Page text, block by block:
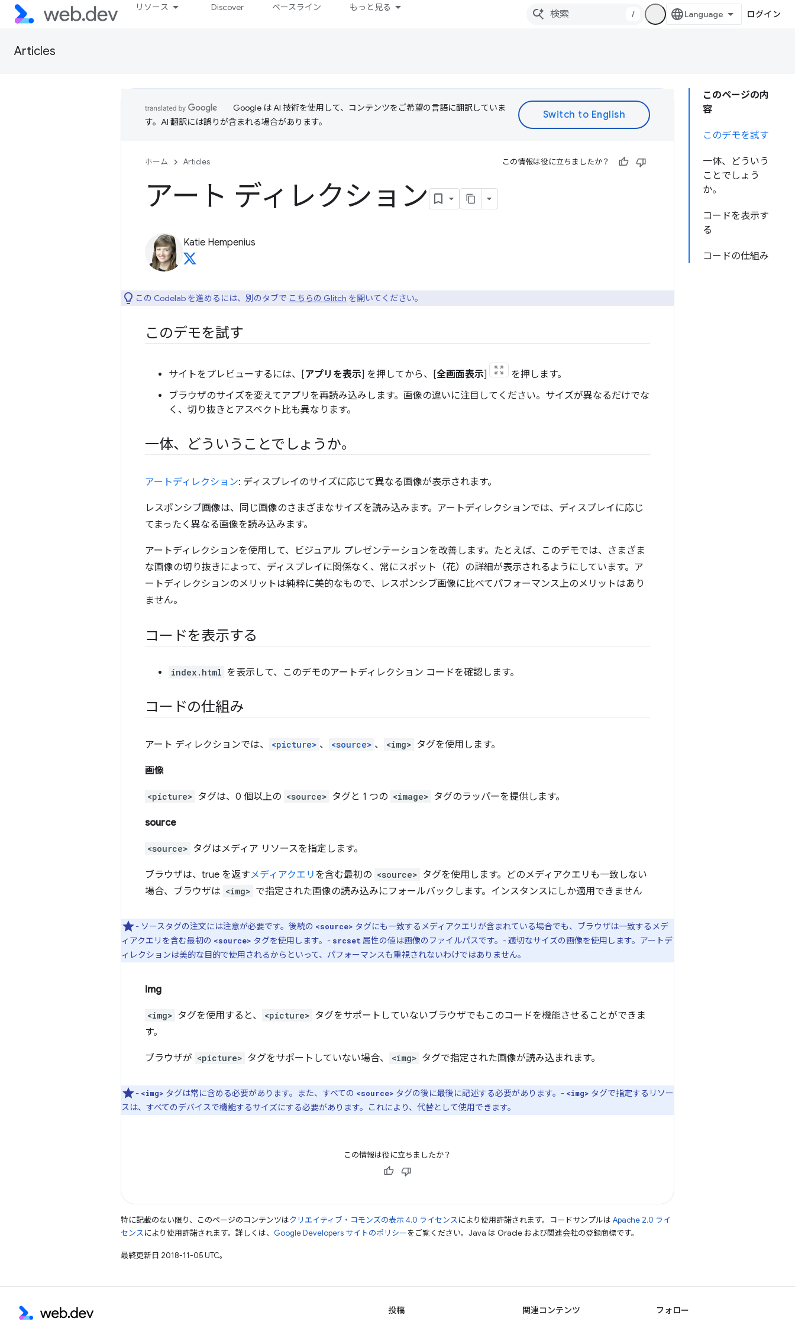
リソース Discover ベースライン もっと見る
/ ログイン
Articles
このページの内
容
このデモを試す
一体、どういう
ことでしょう
か。
コードを表示す
る
コードの仕組み
Google は AI 技術を使用して、コンテンツをご希望の言語に翻訳していま
す。AI 翻訳には誤りが含まれる場合があります。
ホーム Articles この情報は役に立ちましたか？
アート ディレクション
Katie Hempenius
この Codelab を進めるには、別のタブで こちらの Glitch を開いてください。
このデモを試す
サイトをプレビューするには、[アプリを表示] を押してから、[全画面表示]
を押します。
ブラウザのサイズを変えてアプリを再読み込みします。画像の違いに注目してください。サイズが異なるだけでな
く、切り抜きとアスペクト比も異なります。
一体、どういうことでしょうか。
アートディレクション: ディスプレイのサイズに応じて異なる画像が表示されます。
レスポンシブ画像は、同じ画像のさまざまなサイズを読み込みます。アートディレクションでは、ディスプレイに応じ
てまったく異なる画像を読み込みます。
アートディレクションを使用して、ビジュアル プレゼンテーションを改善します。たとえば、このデモでは、さまざま
な画像の切り抜きによって、ディスプレイに関係なく、常にスポット（花）の詳細が表示されるようにしています。ア
ートディレクションのメリットは純粋に美的なもので、レスポンシブ画像に比べてパフォーマンス上のメリットはあり
ません。
コードを表示する
index.html を表示して、このデモのアートディレクション コードを確認します。
コードの仕組み
アート ディレクションでは、 <picture> 、 <source> 、 <img> タグを使用します。
画像
<picture> タグは、0 個以上の <source> タグと 1 つの <image> タグのラッパーを提供します。
source
<source> タグはメディア リソースを指定します。
ブラウザは、true を返すメディアクエリ を含む最初の <source> タグを使用します。どのメディアクエリも一致しない
場合、ブラウザは <img> で指定された画像の読み込みにフォールバックします。インスタンスにしか適用できません
- ソースタグの注文には注意が必要です。後続の <source> タグにも一致するメディアクエリが含まれている場合でも、ブラウザは一致するメデ
ィアクエリを含む最初の <source> タグを使用します。- srcset 属性の値は画像のファイルパスです。- 適切なサイズの画像を使用します。アートデ
ィレクションは美的な目的で使用されるからといって、パフォーマンスも重視されないわけではありません。
img
<img> タグを使用すると、 <picture> タグをサポートしていないブラウザでもこのコードを機能させることができま
す。
ブラウザが <picture> タグをサポートしていない場合、 <img> タグで指定された画像が読み込まれます。
- <img> タグは常に含める必要があります。また、すべての <source> タグの後に最後に記述する必要があります。- <img> タグで指定するリソー
スは、すべてのデバイスで機能するサイズにする必要があります。これにより、代替として使用できます。
この情報は役に立ちましたか？
特に記載のない限り、このページのコンテンツはクリエイティブ・コモンズの表示 4.0 ライセンスにより使用許諾されます。コードサンプルは Apache 2.0 ライ
センスにより使用許諾されます。詳しくは、 Google Developers サイトのポリシーをご覧ください。Java は Oracle および関連会社の登録商標です。
最終更新日 2018-11-05 UTC。
投稿
関連コンテンツ
フォロー